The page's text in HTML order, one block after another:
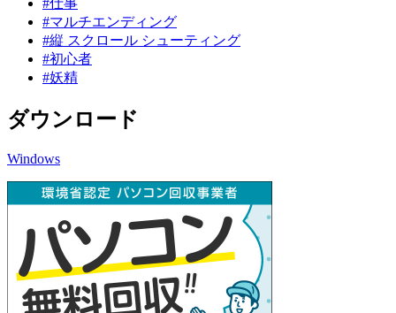
#マルチエンディング
#縦 スクロール シューティング
#初心者
#妖精
ダウンロード
Windows